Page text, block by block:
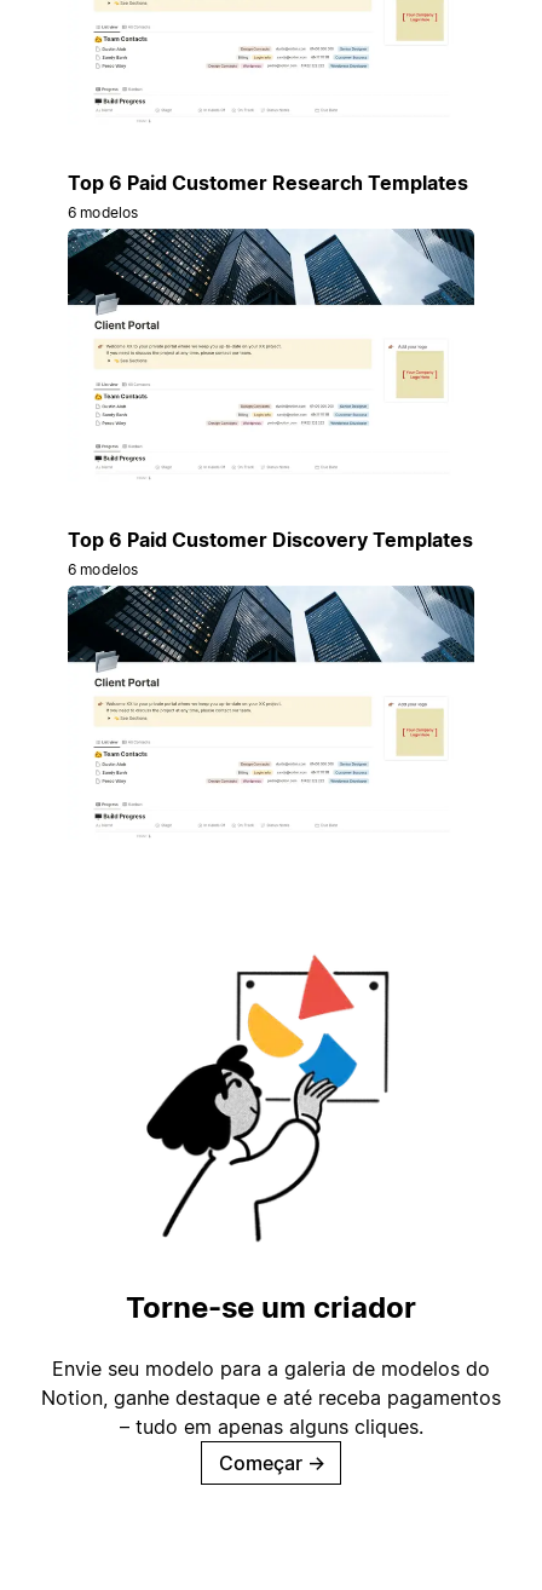
Top 6 Paid Customer Research Templates
6 modelos
Top 6 Paid Customer Discovery Templates
6 modelos
Torne-se um criador
Envie seu modelo para a galeria de modelos do
Notion, ganhe destaque e até receba pagamentos
– tudo em apenas alguns cliques.
Começar →